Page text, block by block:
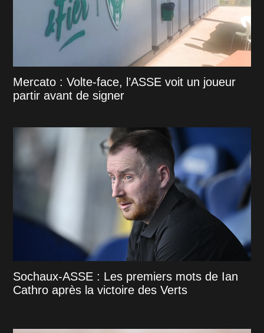
Mercato : Volte-face, l’ASSE voit un joueur
partir avant de signer
Sochaux-ASSE : Les premiers mots de Ian
Cathro après la victoire des Verts